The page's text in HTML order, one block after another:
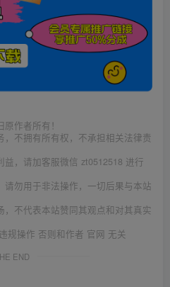
作者所有！
不拥有所有权，不承担相关法律责
，请加客服微信 zt0512518 进行
勿用于非法操作，一切后果与本站
不代表本站赞同其观点和对其真实
规操作 否则和作者 官网 无关
END